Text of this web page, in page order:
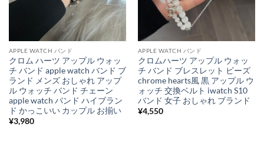
APPLE WATCH バンド
クロム ハーツ アップル ウォッ
チ バンド apple watch バンド ブ
ランド メンズ おしゃれ アップ
ル ウォッチ バンド チェーン
apple watch バンド ハイブラン
ド かっこいい カップル お揃い
¥3,980
APPLE WATCH バンド
クロムハーツ アップル ウォッ
チ バンド ブレスレット ビーズ
chrome hearts風 黒 アップル ウ
ォッチ 交換ベルト iwatch S10
バンド 女子 おしゃれ ブランド
¥4,550